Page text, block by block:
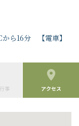
から16分 【電車】
事 アクセス